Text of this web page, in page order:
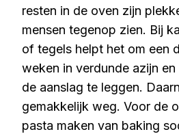
resten in de oven zijn
mensen tegenop zien. Bij
of tegels helpt het om een
weken in verdunde azijn
de aanslag te leggen.
gemakkelijk weg. Voor de
pasta maken van baking